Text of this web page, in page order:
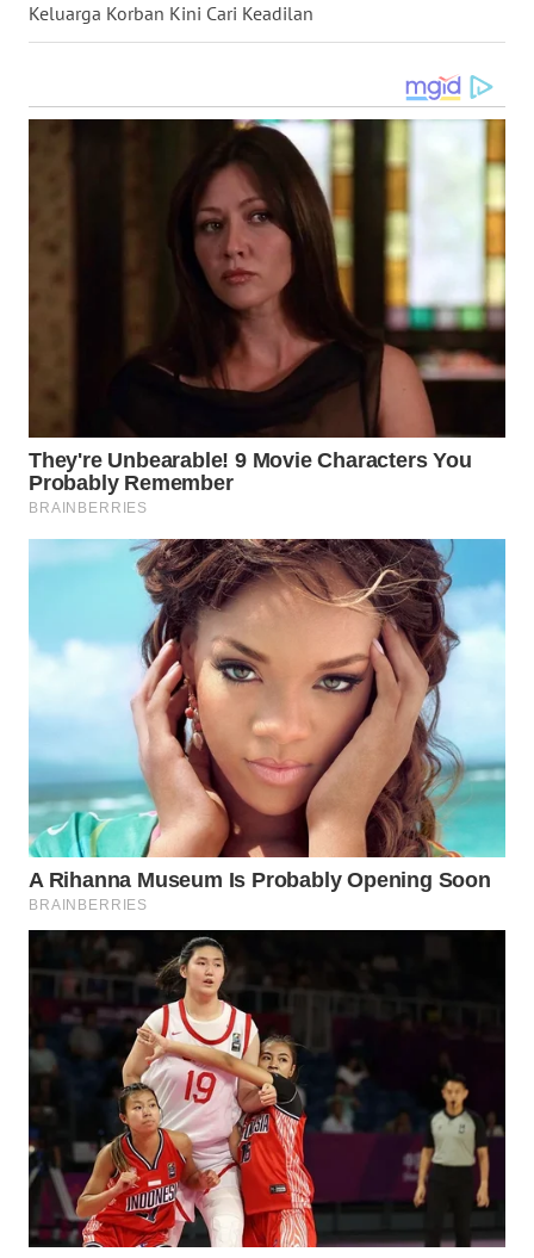
Keluarga Korban Kini Cari Keadilan
WN
WN
TAPANULI
TANJUNG
SIMALUNGUN
WN
LABUHANBATU
TENGAH
WN DELI
WN
TEBING
TINGGI
PAKPAK
WN
KARAWANG
WN
BOGOR